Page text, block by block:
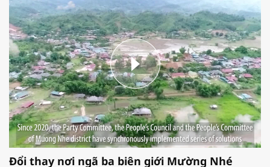
Đổi thay nơi ngã ba biên giới Mường Nhé